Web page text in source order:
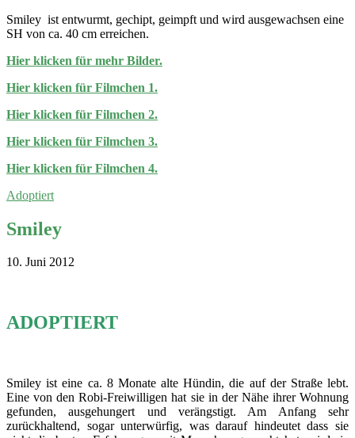
Smiley ist entwurmt, gechipt, geimpft und wird ausgewachsen eine
SH von ca. 40 cm erreichen.
Hier klicken für mehr Bilder.
Hier klicken für Filmchen 1.
Hier klicken für Filmchen 2.
Hier klicken für Filmchen 3.
Hier klicken für Filmchen 4.
Adoptiert
Smiley
10. Juni 2012
ADOPTIERT
Smiley ist eine ca. 8 Monate alte Hündin, die auf der Straße lebt.
Eine von den Robi-Freiwilligen hat sie in der Nähe ihrer Wohnung
gefunden, ausgehungert und verängstigt. Am Anfang sehr
zurückhaltend, sogar unterwürfig, was darauf hindeutet dass sie